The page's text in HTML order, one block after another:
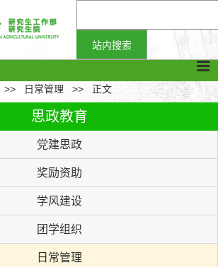
>> 日常管理 >> 正文
思政教育
党建思政
奖励资助
学风建设
团学组织
日常管理